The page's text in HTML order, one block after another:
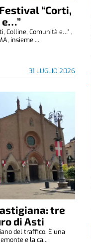
“Corti,
e…”
31 LUGLIO 2026
Colline, Comunità e…" ,
insieme ...
tre
di Asti
del traffico. È una
e la ca...